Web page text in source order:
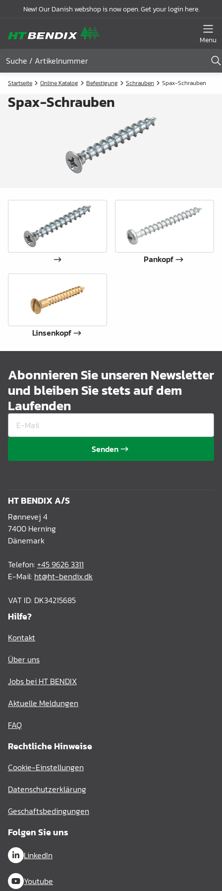
New! Our Danish webshop is now open. Get your login here.
Menu
Startseite Online Katalog Befestigung Schrauben Spax-Schrauben
Spax-Schrauben
Pankopf
Linsenkopf
Abonnieren Sie unseren Newsletter
und bleiben Sie stets auf dem
Laufenden
Senden
HT BENDIX A/S
Rønnevej 4
7400 Herning
Dänemark
Telefon: +45 9626 3311
E-Mail: ht@ht-bendix.dk
VAT ID: DK34215685
Hilfe?
Kontakt
Über uns
Jobs bei HT BENDIX
Aktuelle Meldungen
FAQ
Rechtliche Hinweise
Cookie-Einstellungen
Datenschutzerklärung
Geschaftsbedingungen
Folgen Sie uns
LinkedIn
Youtube